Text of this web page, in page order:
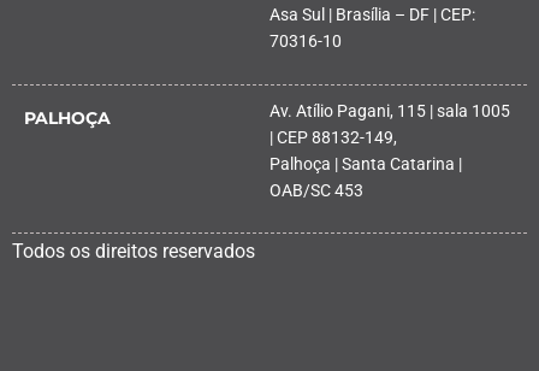
Asa Sul | Brasília – DF | CEP:
70316-10
PALHOÇA
Av. Atílio Pagani, 115 | sala 1005
| CEP 88132-149,
Palhoça | Santa Catarina |
OAB/SC 453
Todos os direitos reservados